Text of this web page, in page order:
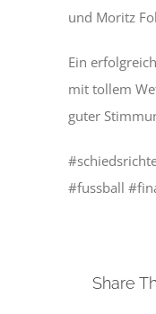
und Moritz
Ein
mit tollem
guter
#fussball
Share